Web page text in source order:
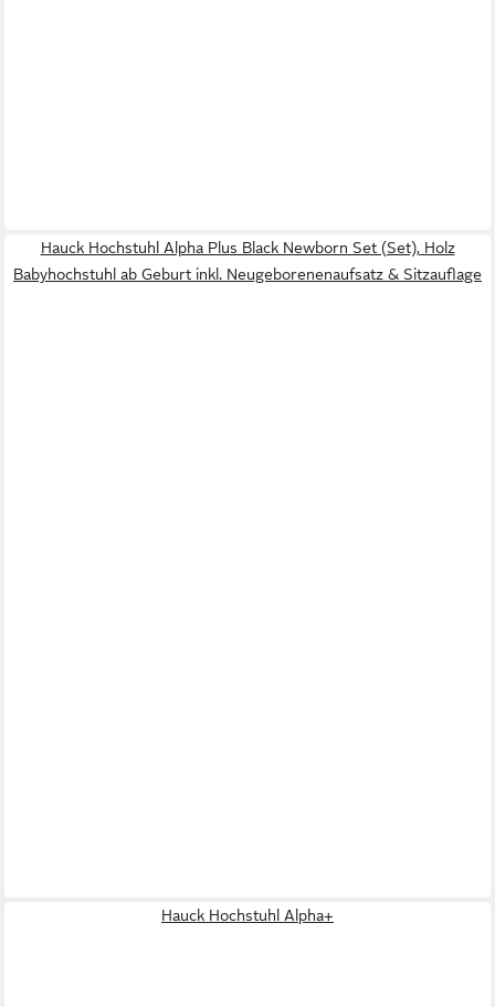
Hauck Hochstuhl Alpha Plus Black Newborn Set (Set), Holz
Babyhochstuhl ab Geburt inkl. Neugeborenenaufsatz & Sitzauflage
Hauck Hochstuhl Alpha+